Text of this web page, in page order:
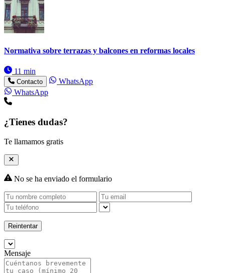
Normativa sobre terrazas y balcones en reformas locales
11 min
Contacto
WhatsApp
WhatsApp
¿Tienes dudas?
Te llamamos gratis
No se ha enviado el formulario
Reintentar
Mensaje